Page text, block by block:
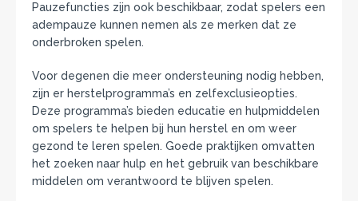
Pauzefuncties zijn ook beschikbaar, zodat spelers een
adempauze kunnen nemen als ze merken dat ze
onderbroken spelen.
Voor degenen die meer ondersteuning nodig hebben,
zijn er herstelprogramma’s en zelfexclusieopties.
Deze programma’s bieden educatie en hulpmiddelen
om spelers te helpen bij hun herstel en om weer
gezond te leren spelen. Goede praktijken omvatten
het zoeken naar hulp en het gebruik van beschikbare
middelen om verantwoord te blijven spelen.